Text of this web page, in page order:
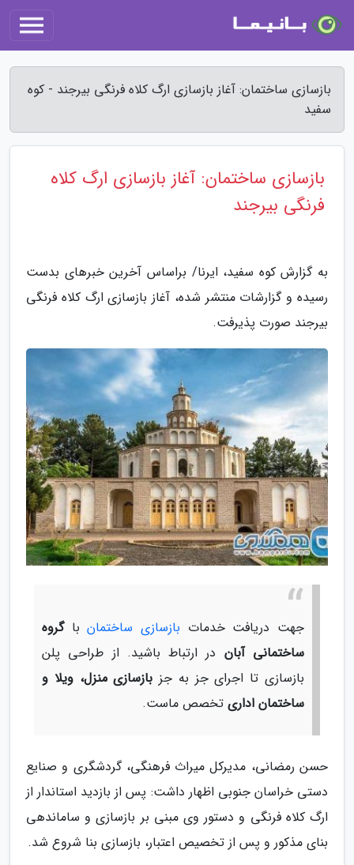
بازسازی ساختمان: آغاز بازسازی ارگ کلاه فرنگی بیرجند - کوه
سفید
بازسازی ساختمان: آغاز بازسازی ارگ کلاه
فرنگی بیرجند
به گزارش کوه سفید، ایرنا/ براساس آخرین خبرهای بدست
رسیده و گزارشات منتشر شده، آغاز بازسازی ارگ کلاه فرنگی
بیرجند صورت پذیرفت.
جهت دریافت خدمات بازسازی ساختمانباگروه
ساختمانی آبان در ارتباط باشید. از طراحی پلن
بازسازی تا اجرای جز به جز بازسازی منزل، ویلا و
ساختمان اداری تخصص ماست.
حسن رمضانی، مدیرکل میراث فرهنگی، گردشگری و صنایع
دستی خراسان جنوبی اظهار داشت: پس از بازدید استاندار از
ارگ کلاه فرنگی و دستور وی مبنی بر بازسازی و ساماندهی
بنای مذکور و پس از تخصیص اعتبار، بازسازی بنا شروع شد.